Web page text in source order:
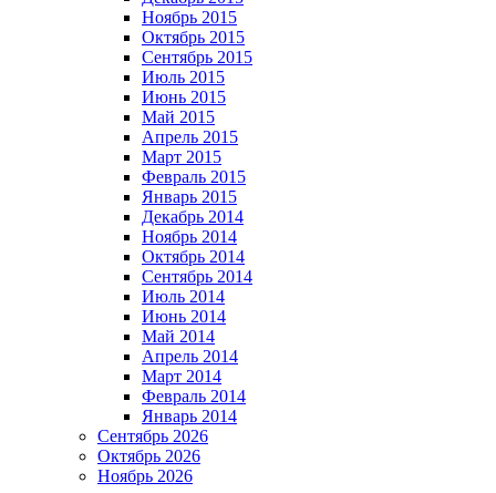
Ноябрь 2015
Октябрь 2015
Сентябрь 2015
Июль 2015
Июнь 2015
Май 2015
Апрель 2015
Март 2015
Февраль 2015
Январь 2015
Декабрь 2014
Ноябрь 2014
Октябрь 2014
Сентябрь 2014
Июль 2014
Июнь 2014
Май 2014
Апрель 2014
Март 2014
Февраль 2014
Январь 2014
Сентябрь 2026
Октябрь 2026
Ноябрь 2026